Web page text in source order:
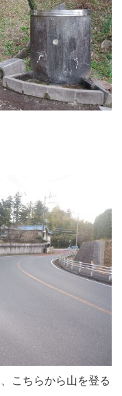
こちらから山を登る